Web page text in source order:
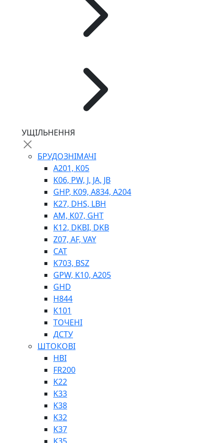
НАСОСИ-ДОЗАТОРИ
ГІДРОФІКАЦІЯ ТЯГАЧІВ
КОНТРОЛЬНО-ВИМІРЮВАЛЬНА АПАРАТУРА
ЛЕБІДКИ
ВТУЛКИ
BIMETAL
Е90, E92
SINT, E60
ПНЕВМАТИКА
ФІТИНГИ
УЩІЛЬНЕННЯ
БРУДОЗНІМАЧІ
A201, K05
K06, PW, J, JA, JB
GHP, K09, A834, A204
K27, DHS, LBH
AM, K07, GHT
K12, DKBI, DKB
Z07, AF, VAY
CAT
K703, BSZ
GPW, K10, A205
GHD
H844
К101
ТОЧЕНІ
ДСТУ
ШТОКОВІ
HBI
FR200
K22
K33
K38
K32
K37